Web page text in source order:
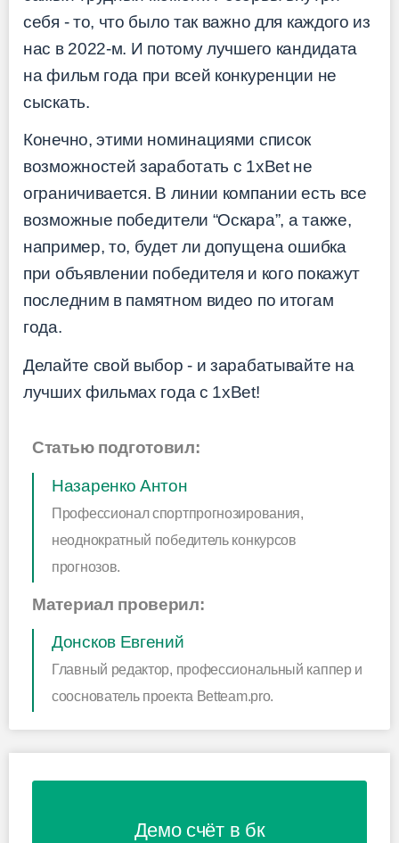
себя - то, что было так важно для каждого из
нас в 2022-м. И потому лучшего кандидата
на фильм года при всей конкуренции не
сыскать.
Конечно, этими номинациями список
возможностей заработать с 1xBet не
ограничивается. В линии компании есть все
возможные победители “Оскара”, а также,
например, то, будет ли допущена ошибка
при объявлении победителя и кого покажут
последним в памятном видео по итогам
года.
Делайте свой выбор - и зарабатывайте на
лучших фильмах года с 1xBet!
Статью подготовил:
Назаренко Антон
Профессионал спортпрогнозирования,
неоднократный победитель конкурсов
прогнозов.
Материал проверил:
Донсков Евгений
Главный редактор, профессиональный каппер и
сооснователь проекта Betteam.pro.
Демо счёт в бк